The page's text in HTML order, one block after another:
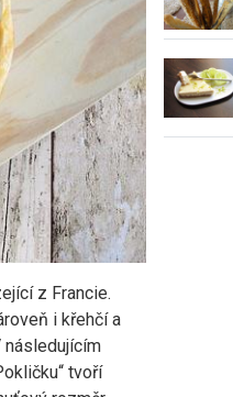
z Francie.
i křehčí a
následujícím
tvoří